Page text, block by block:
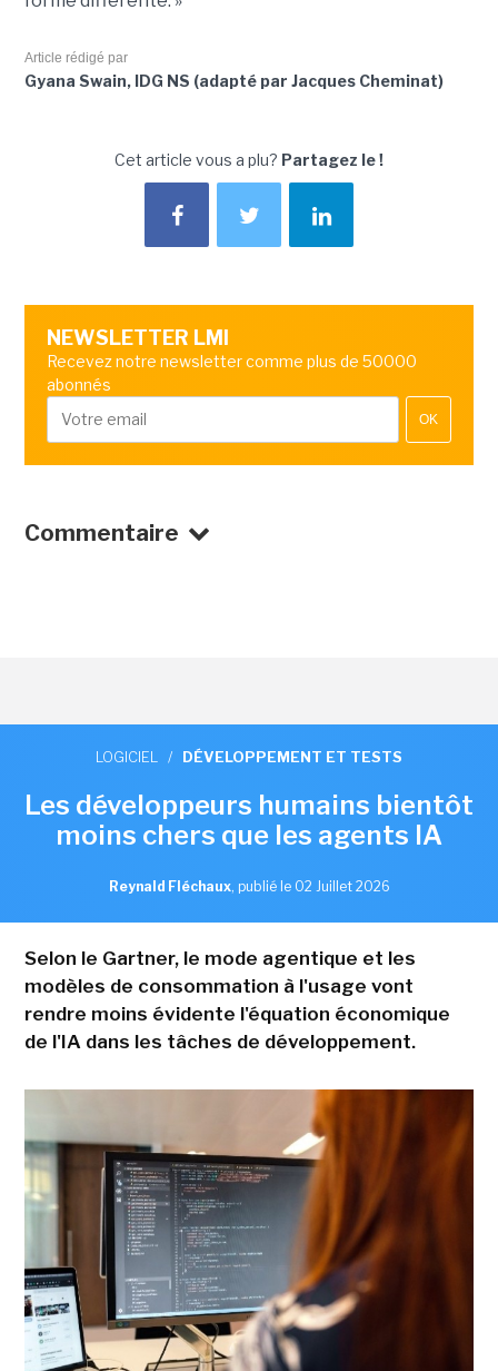
Article rédigé par
Gyana Swain, IDG NS (adapté par Jacques Cheminat)
Cet article vous a plu? Partagez le !
NEWSLETTER LMI
Recevez notre newsletter comme plus de 50000
abonnés
OK
Commentaire
LOGICIEL / DÉVELOPPEMENT ET TESTS
Les développeurs humains bientôt
moins chers que les agents IA
Reynald Fléchaux, publié le 02 Juillet 2026
Selon le Gartner, le mode agentique et les
modèles de consommation à l'usage vont
rendre moins évidente l'équation économique
de l'IA dans les tâches de développement.